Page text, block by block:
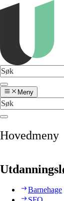
Meny
Hovedmeny
Barnehage